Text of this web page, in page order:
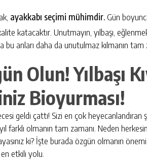
ayakkabı seçimi mühimdir. Gün
katacaktır. Unutmayın, yılbaşı,
bu anları daha da unutulmaz kılmanın tam
Olun! Yılbaşı
Bioyurması!
geldi çattı! Sizi en çok
farklı olmanın tam zamanı. Neden
ki? İşte burada özgün olmanın
etkili yolu.